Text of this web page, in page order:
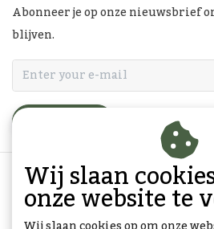
Abonneer je op onze nieuwsbrief
blijven.
Wij slaan
onze website te